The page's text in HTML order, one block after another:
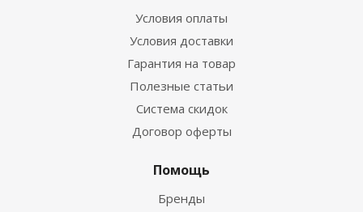
Условия оплаты
Условия доставки
Гарантия на товар
Полезные статьи
Система скидок
Договор оферты
Помощь
Бренды